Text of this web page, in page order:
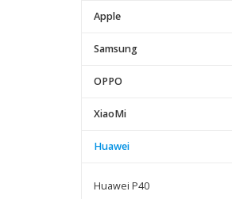
Apple
Samsung
OPPO
XiaoMi
Huawei
Huawei P40